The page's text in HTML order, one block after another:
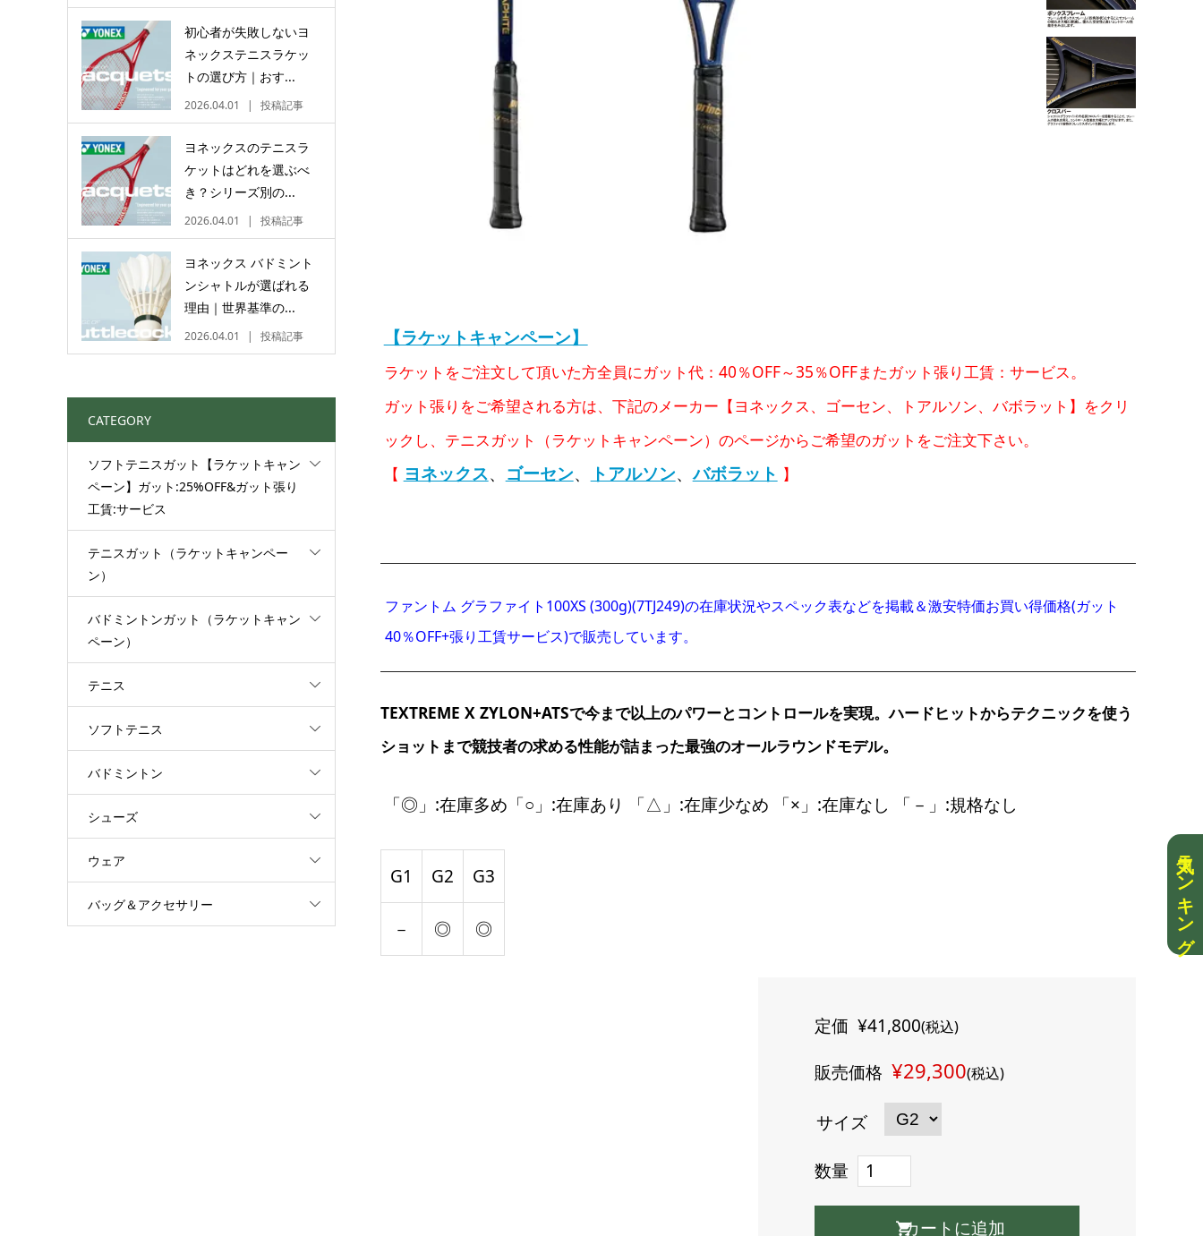
人気ランキング
【ラケットキャンペーン】
ラケットをご注文して頂いた方全員にガット代：40％OFF～35％OFFまたガット張り工賃：サービス。
ガット張りをご希望される方は、下記のメーカー【ヨネックス、ゴーセン、トアルソン、バボラット】をクリ
ックし、テニスガット（ラケットキャンペーン）のページからご希望のガットをご注文下さい。
【 ヨネックス、 ゴーセン、 トアルソン、バボラット 】
ファントム グラファイト100XS (300g)(7TJ249)の在庫状況やスペック表などを掲載＆激安特価お買い得価格(ガット
40％OFF+張り工賃サービス)で販売しています。
TEXTREME X ZYLON+ATSで今まで以上のパワーとコントロールを実現。ハードヒットからテクニックを使う
ショットまで競技者の求める性能が詰まった最強のオールラウンドモデル。
「◎」:在庫多め「○」:在庫あり 「△」:在庫少なめ 「×」:在庫なし 「－」:規格なし
G1 G2 G3
－ ◎ ◎
定価¥41,800(税込)
販売価格¥29,300(税込)
サイズ
数量
初心者が失敗しないヨ
ネックステニスラケッ
トの選び方｜おす...
2026.04.01 投稿記事
ヨネックスのテニスラ
ケットはどれを選ぶべ
き？シリーズ別の...
2026.04.01 投稿記事
ヨネックス バドミント
ンシャトルが選ばれる
理由｜世界基準の...
2026.04.01 投稿記事
CATEGORY
ソフトテニスガット【ラケットキャン
ペーン】ガット:25%OFF&ガット張り
工賃:サービス
テニスガット（ラケットキャンペー
ン）
バドミントンガット（ラケットキャン
ペーン）
テニス
ソフトテニス
バドミントン
シューズ
ウェア
バッグ＆アクセサリー